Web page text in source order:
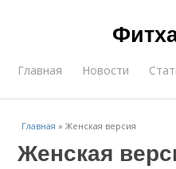
Главная Новости
Главная »Женская версия
Женская